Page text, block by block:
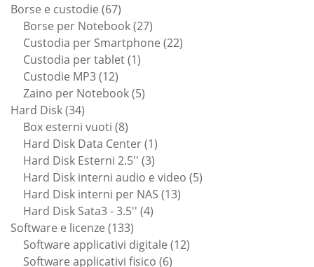
Borse e custodie 6767
prodotti
Borse per Notebook 2727
prodotti
Custodia per Smartphone 2222
Custodia per tablet 11
Custodie MP3 1212
prodotti
Zaino per Notebook 55
Hard Disk 3434
prodotti
Box esterni vuoti 88
prodotti
Hard Disk Data Center 11
prodotto
Hard Disk Esterni 2.5'' 33
prodotti
Hard Disk interni audio e video 55
Hard Disk interni per NAS 1313
Hard Disk Sata3 - 3.5'' 44
Software e licenze 133133
prodotti
Software applicativi digitale 1212
Software applicativi fisico 66